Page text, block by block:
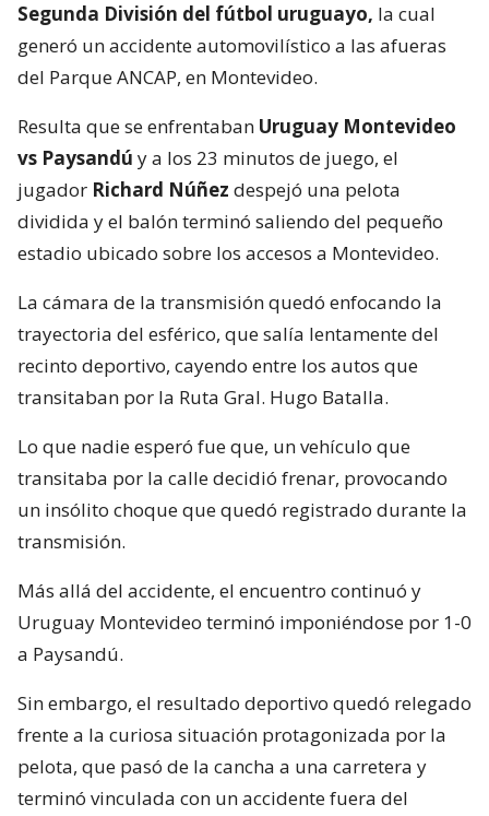
Segunda División del fútbol uruguayo, la cual
generó un accidente automovilístico a las afueras
del Parque ANCAP, en Montevideo.
Resulta que se enfrentaban Uruguay Montevideo
vs Paysandú y a los 23 minutos de juego, el
jugador Richard Núñez despejó una pelota
dividida y el balón terminó saliendo del pequeño
estadio ubicado sobre los accesos a Montevideo.
La cámara de la transmisión quedó enfocando la
trayectoria del esférico, que salía lentamente del
recinto deportivo, cayendo entre los autos que
transitaban por la Ruta Gral. Hugo Batalla.
Lo que nadie esperó fue que, un vehículo que
transitaba por la calle decidió frenar, provocando
un insólito choque que quedó registrado durante la
transmisión.
Más allá del accidente, el encuentro continuó y
Uruguay Montevideo terminó imponiéndose por 1-0
a Paysandú.
Sin embargo, el resultado deportivo quedó relegado
frente a la curiosa situación protagonizada por la
pelota, que pasó de la cancha a una carretera y
terminó vinculada con un accidente fuera del